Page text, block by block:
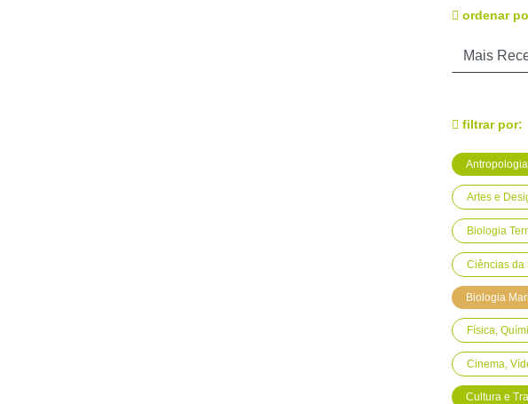
ordenar
filtrar por:
Artes e
Biologia
Ciências da
Biologia
Física,
Cinema,
Cultura e